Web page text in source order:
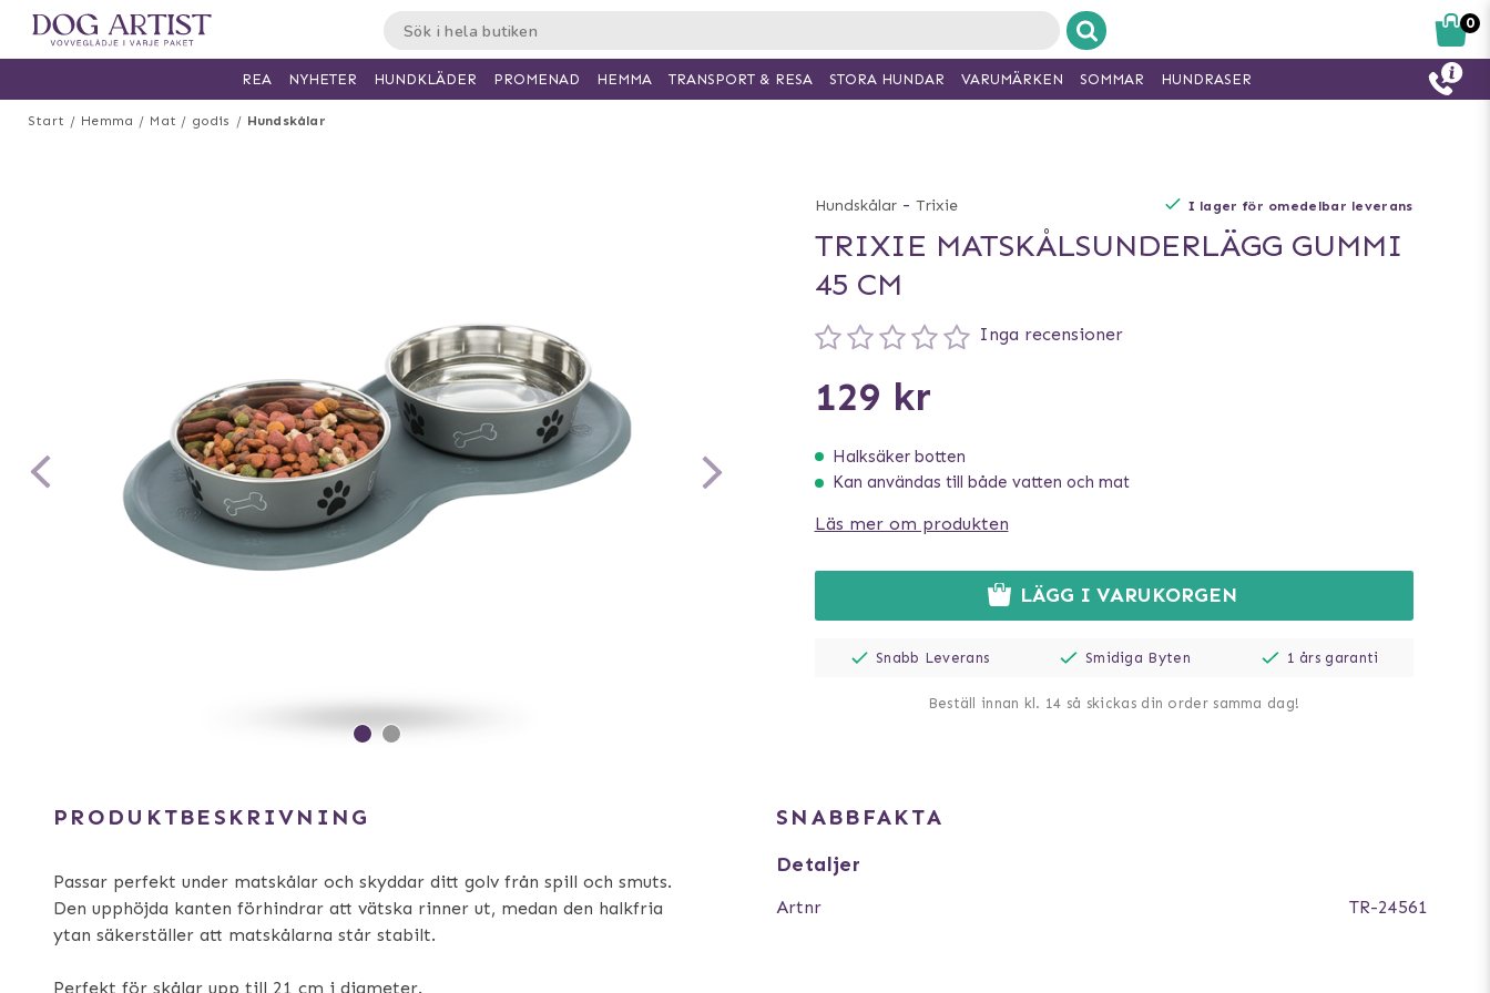
Start Hemma Mat / godis Hundskålar
Hundskålar - Trixie I lager för omedelbar leverans
TRIXIE MATSKÅLSUNDERLÄGG GUMMI
45 CM
Inga recensioner
129 kr
Halksäker botten
Kan användas till både vatten och mat
Läs mer om produkten
LÄGG I VARUKORGEN
Snabb Leverans Smidiga Byten 1 års garanti
Beställ innan kl. 14 så skickas din order samma dag!
PRODUKTBESKRIVNING
Passar perfekt under matskålar och skyddar ditt golv från spill och smuts.
Den upphöjda kanten förhindrar att vätska rinner ut, medan den halkfria
ytan säkerställer att matskålarna står stabilt.
Perfekt för skålar upp till 21 cm i diameter.
SNABBFAKTA
Detaljer
Artnr TR-24561
0
REA NYHETER HUNDKLÄDER PROMENAD HEMMA TRANSPORT & RESA STORA HUNDAR VARUMÄRKEN SOMMAR HUNDRASER